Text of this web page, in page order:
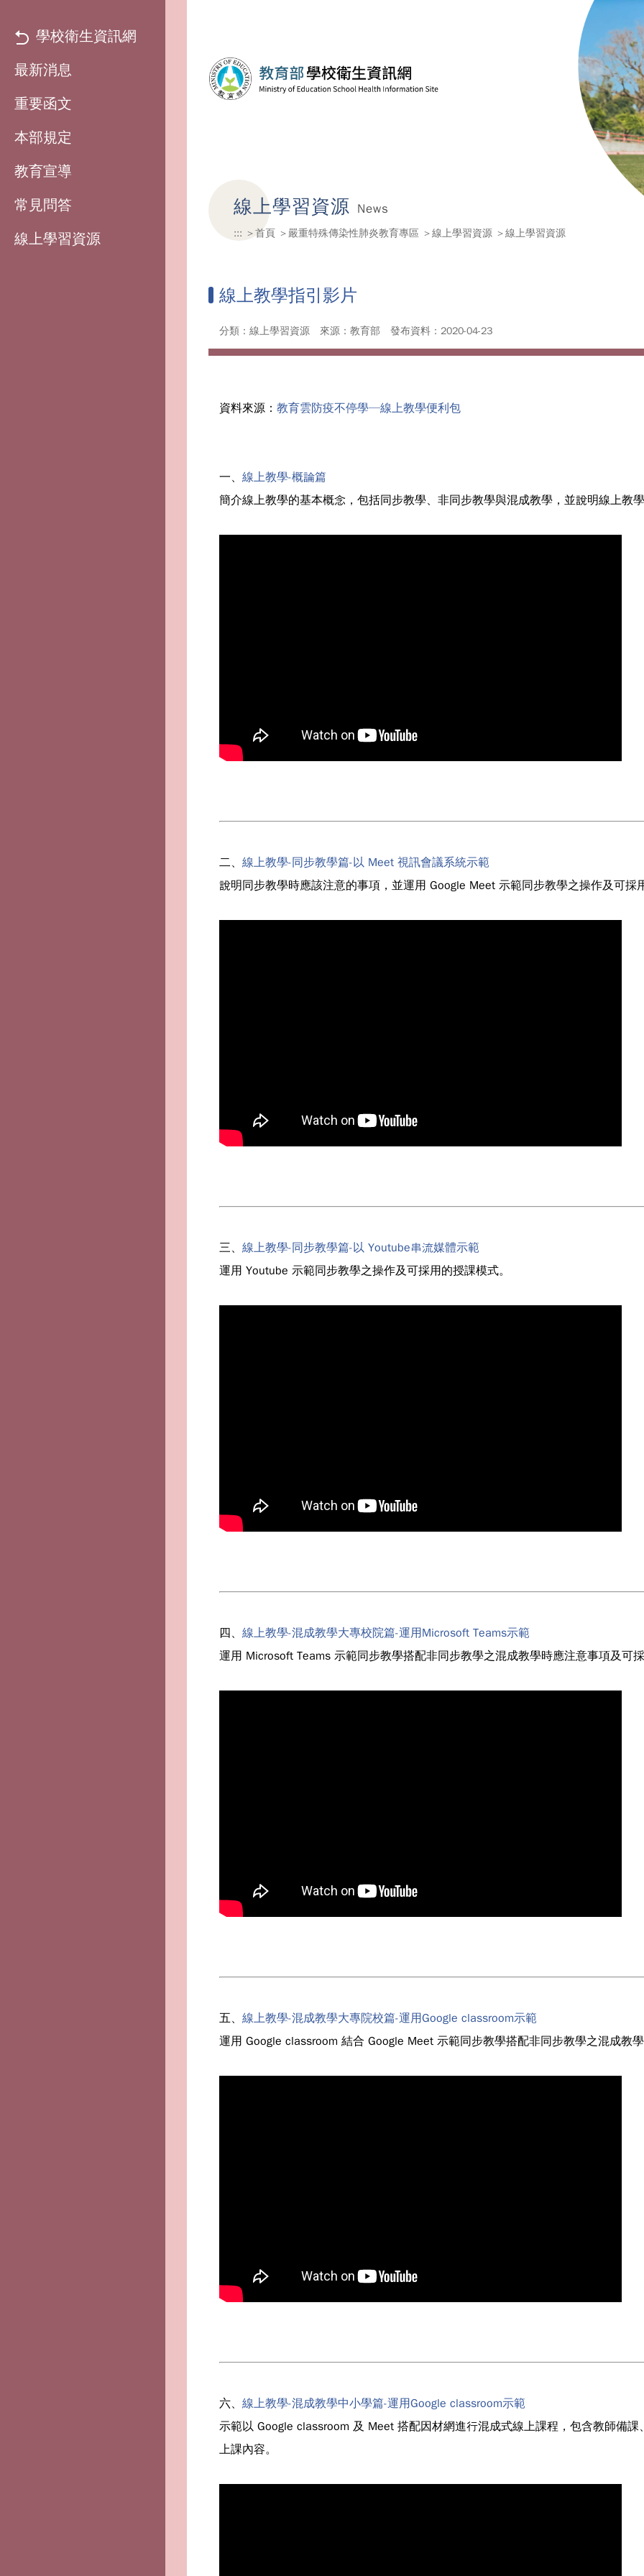
學校衛生資訊網
最新消息
重要函文
本部規定
教育宣導
常見問答
線上學習資源
線上學習資源 News
::: 首頁 嚴重特殊傳染性肺炎教育專區 線上學習資源 線上學習資源
線上教學指引影片
分類：線上學習資源 來源：教育部 發布資料：2020-04-23
資料來源： 教育雲防疫不停學─線上教學便利包
一、 線上教學-概論篇
簡介線上教學的基本概念，包括同步教學、非同步教學與混成教學，並說明線上教
二、 線上教學-同步教學篇-以 Meet 視訊會議系統示範
說明同步教學時應該注意的事項，並運用 Google Meet 示範同步教學之操作及可採
三、 線上教學-同步教學篇-以 Youtube串流媒體示範
運用 Youtube 示範同步教學之操作及可採用的授課模式。
四、 線上教學-混成教學大專校院篇-運用Microsoft Teams示範
運用 Microsoft Teams 示範同步教學搭配非同步教學之混成教學時應注意事項及可採
五、 線上教學-混成教學大專院校篇-運用Google classroom示範
運用 Google classroom 結合 Google Meet 示範同步教學搭配非同步教學之混成教
六、 線上教學-混成教學中小學篇-運用Google classroom示範
示範以 Google classroom 及 Meet 搭配因材網進行混成式線上課程，包含教師備
上課內容。